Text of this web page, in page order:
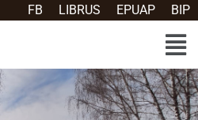
FB LIBRUS EPUAP BIP